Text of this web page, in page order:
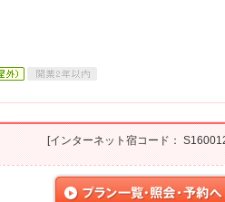
[インターネット宿コード：